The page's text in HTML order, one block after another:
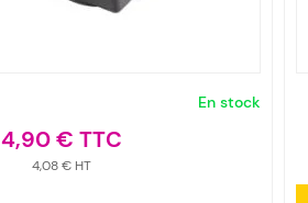
En stock
4,90 €
4,08 €